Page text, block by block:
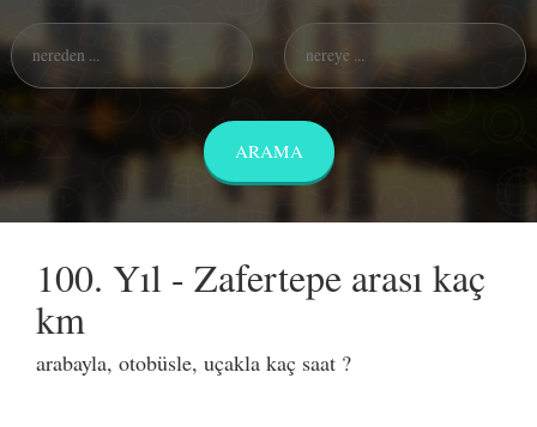
100. Yıl - Zafertepe arası kaç
km
arabayla, otobüsle, uçakla kaç saat ?